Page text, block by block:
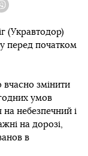
Viber
(Укравтодор)
перед початком
вчасно змінити
умов
на небезпечний і
на дорозі,
в